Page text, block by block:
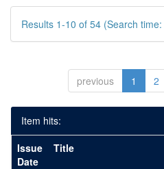
Results 1-10 of 54 (Search
previous 1 2
Item hits:
Issue
Date
Title